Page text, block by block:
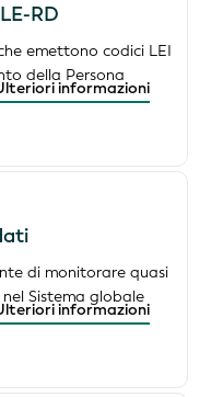
RD
emettono codici LEI
della Persona
informazioni
di monitorare quasi
Sistema globale
informazioni